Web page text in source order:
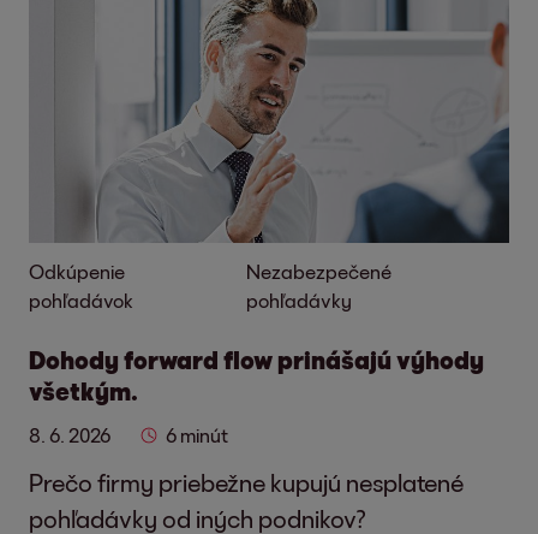
Odkúpenie
pohľadávok
Nezabezpečené
pohľadávky
Dohody forward flow prinášajú výhody
všetkým.
8. 6. 2026 6 minút
Prečo firmy priebežne kupujú nesplatené
pohľadávky od iných podnikov?